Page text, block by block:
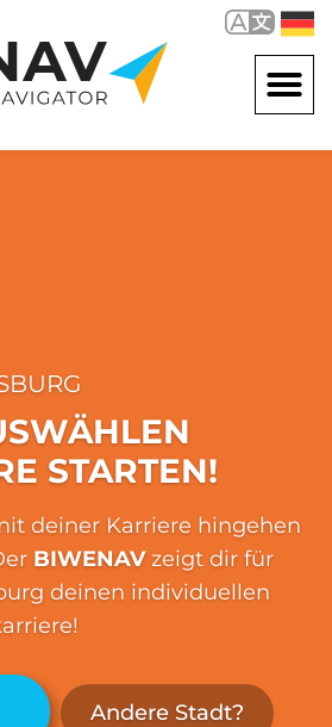
STARTEN!
deiner Karriere hingehen
BIWENAVzeigt dir für
deinen individuellen
Andere Stadt?